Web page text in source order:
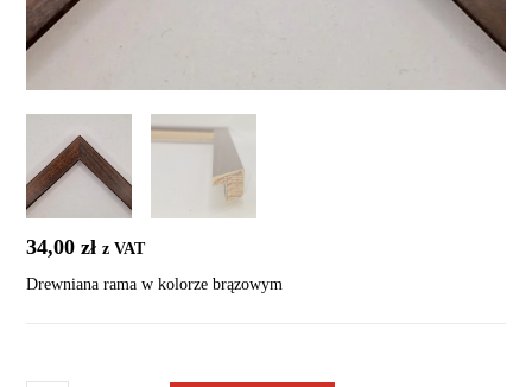
34,00zł z VAT
Drewniana rama w kolorze brązowym